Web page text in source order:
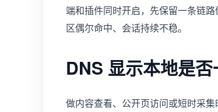
端和插件同时开启，先保留一条链
区偶尔命中、会话持续不稳。
DNS 显示本地是
做内容查看、公开页访问或短时采